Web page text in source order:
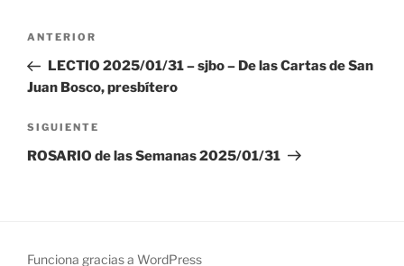
Navegación
entradas
Entrada
anterior:
ANTERIOR
LECTIO 2025/01/31 – sjbo – De las Cartas de San
Juan Bosco, presbítero
Siguiente
entrada
SIGUIENTE
ROSARIO de las Semanas 2025/01/31
Funciona gracias a WordPress